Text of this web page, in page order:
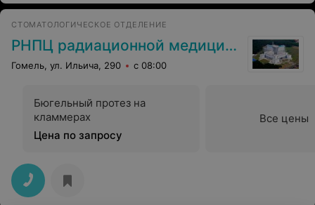
СТОМАТОЛОГИЧЕСКОЕ ОТДЕЛЕНИЕ
РНПЦ радиационной медицины
Гомель, ул. Ильича, 290 с 08:00
Бюгельный протез на
кламмерах
Цена по запросу
Все цены